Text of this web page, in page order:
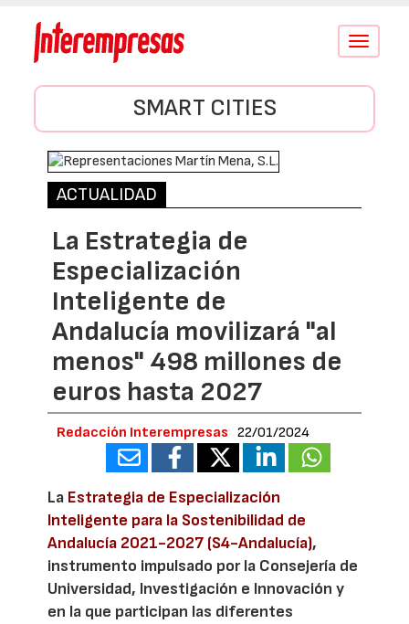
Conmutar
SMART CITIES
ACTUALIDAD
La Estrategia de
Especialización
Inteligente de
Andalucía movilizará "al
menos" 498 millones de
euros hasta 2027
Redacción Interempresas 22/01/2024
La Estrategia de Especialización
Inteligente para la Sostenibilidad de
Andalucía 2021-2027 (S4-Andalucía),
instrumento impulsado por la Consejería de
Universidad, Investigación e Innovación y
en la que participan las diferentes